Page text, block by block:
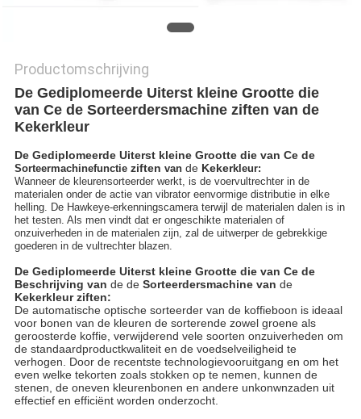
Productomschrijving
De Gediplomeerde Uiterst kleine Grootte die
van Ce de Sorteerdersmachine ziften van de
Kekerkleur
De Gediplomeerde Uiterst kleine Grootte die van Ce de
Sorteermachinefunctie ziften vande Kekerkleur:
Wanneer de kleurensorteerder werkt, is de voervultrechter in de
materialen onder de actie van vibrator eenvormige distributie in elke
helling. De Hawkeye-erkenningscamera terwijl de materialen dalen is in
het testen. Als men vindt dat er ongeschikte materialen of
onzuiverheden in de materialen zijn, zal de uitwerper de gebrekkige
goederen in de vultrechter blazen.
De Gediplomeerde Uiterst kleine Grootte die van Ce de
Beschrijving van de de Sorteerdersmachine van de
Kekerkleur ziften:
De automatische optische sorteerder van de koffieboon is ideaal
voor bonen van de kleuren de sorterende zowel groene als
geroosterde koffie, verwijderend vele soorten onzuiverheden om
de standaardproductkwaliteit en de voedselveiligheid te
verhogen. Door de recentste technologievooruitgang en om het
even welke tekorten zoals stokken op te nemen, kunnen de
stenen, de oneven kleurenbonen en andere unkonwnzaden uit
effectief en efficiënt worden onderzocht.